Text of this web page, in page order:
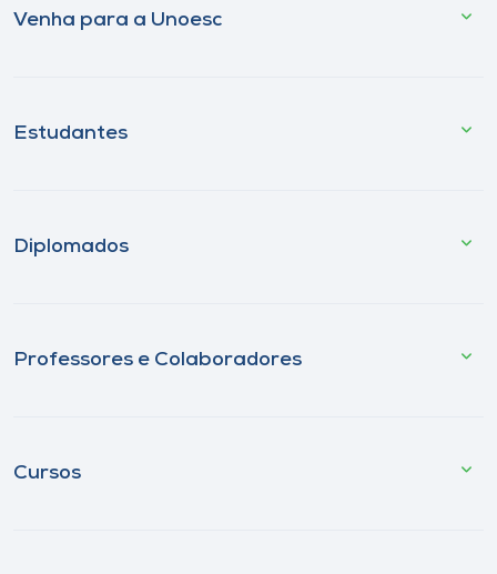
Venha para a Unoesc
Estudantes
Diplomados
Professores e Colaboradores
Cursos